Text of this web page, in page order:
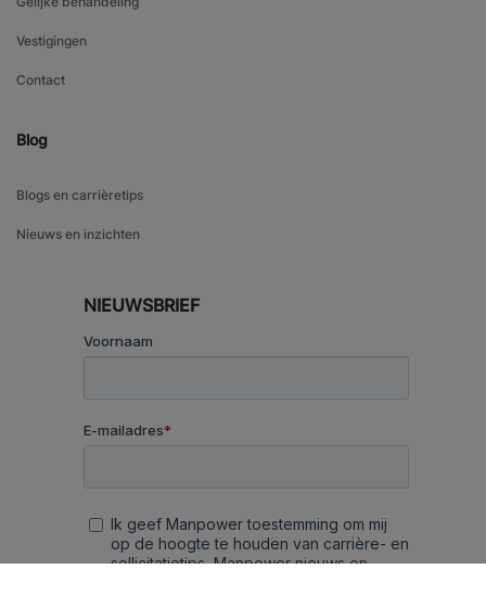
Vestigingen
Contact
Blog
Blogs en carrièretips
Nieuws en inzichten
NIEUWSBRIEF